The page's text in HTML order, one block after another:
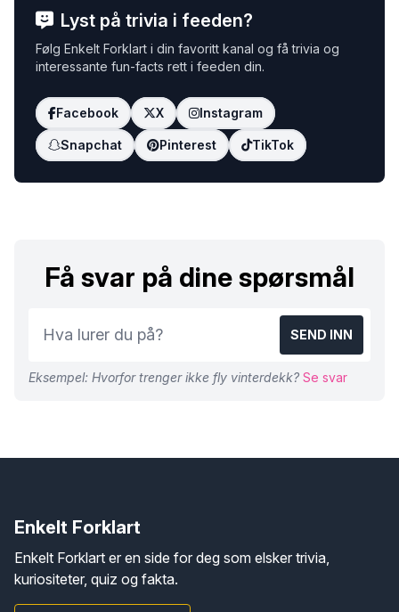
Lyst på trivia i feeden?
Følg Enkelt Forklart i din favoritt kanal og få trivia og
interessante fun-facts rett i feeden din.
Facebook X Instagram
Snapchat Pinterest TikTok
Få svar på dine spørsmål
SEND INN
Eksempel: Hvorfor trenger ikke fly vinterdekk? Se svar
Enkelt Forklart
Enkelt Forklart er en side for deg som elsker trivia,
kuriositeter, quiz og fakta.